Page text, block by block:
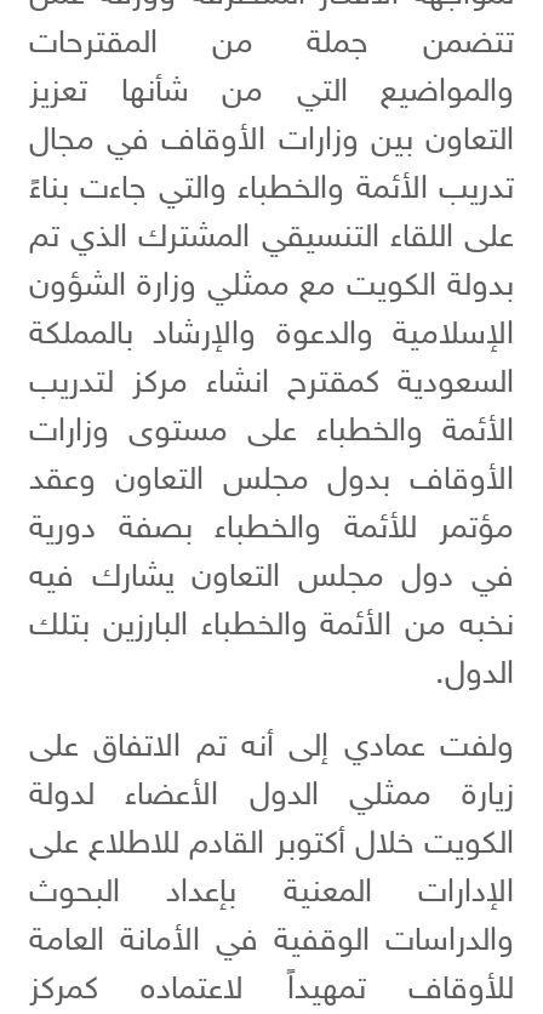
تتضمن جملة من المقترحات
والمواضيع التي من شأنها تعزيز
التعاون بين وزارات الأوقاف في مجال
تدريب الأئمة والخطباء والتي جاءت بناءً
على اللقاء التنسيقي المشترك الذي تم
بدولة الكويت مع ممثلي وزارة الشؤون
الإسلامية والدعوة والإرشاد بالمملكة
السعودية كمقترح انشاء مركز لتدريب
الأئمة والخطباء على مستوى وزارات
الأوقاف بدول مجلس التعاون وعقد
مؤتمر للأئمة والخطباء بصفة دورية
في دول مجلس التعاون يشارك فيه
نخبه من الأئمة والخطباء البارزين بتلك
الدول.
ولفت عمادي إلى أنه تم الاتفاق على
زيارة ممثلي الدول الأعضاء لدولة
الكويت خلال أكتوبر القادم للاطلاع على
الإدارات المعنية بإعداد البحوث
والدراسات الوقفية في الأمانة العامة
للأوقاف تمهيداً لاعتماده كمركز